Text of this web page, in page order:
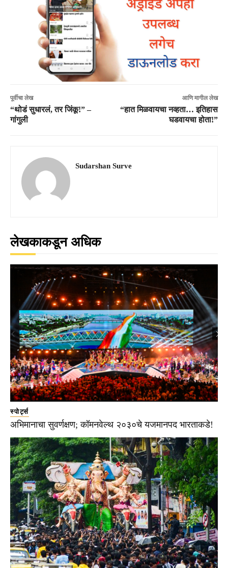
पूर्वीचा लेख
“थोडं सुधारलं, तर जिंकू!” –
गांगुली
आणि मागील लेख
“हात मिळवायचा नव्हता… इतिहास
घडवायचा होता!”
Sudarshan Surve
लेखकाकडून अधिक
स्पोर्ट्स
अभिमानाचा सुवर्णक्षण; कॉमनवेल्थ २०३०चे यजमानपद भारताकडे!